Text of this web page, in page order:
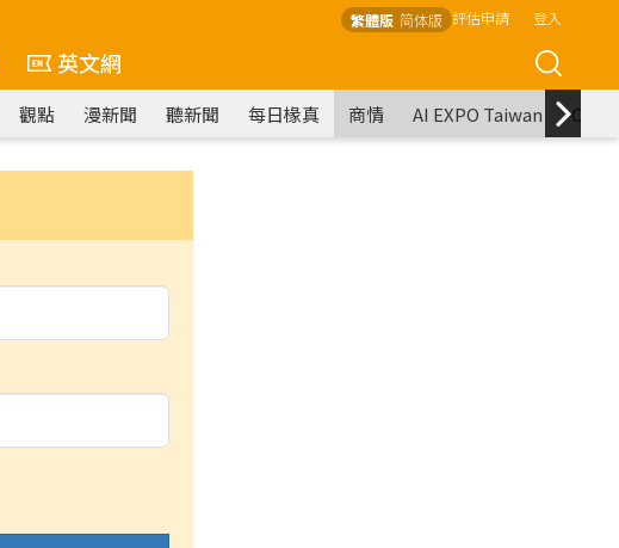
繁體版 简体版 評估申請 登入
英文網
觀點 漫新聞 聽新聞 每日椽真 商情 AI EXPO Taiwan